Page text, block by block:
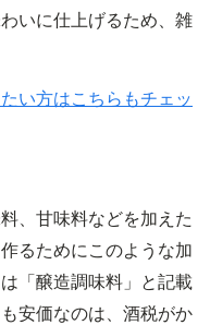
いに仕上げるため、雑
い方はこちらもチェッ
、甘味料などを加えた
るためにこのような加
「醸造調味料」と記載
安価なのは、酒税がか